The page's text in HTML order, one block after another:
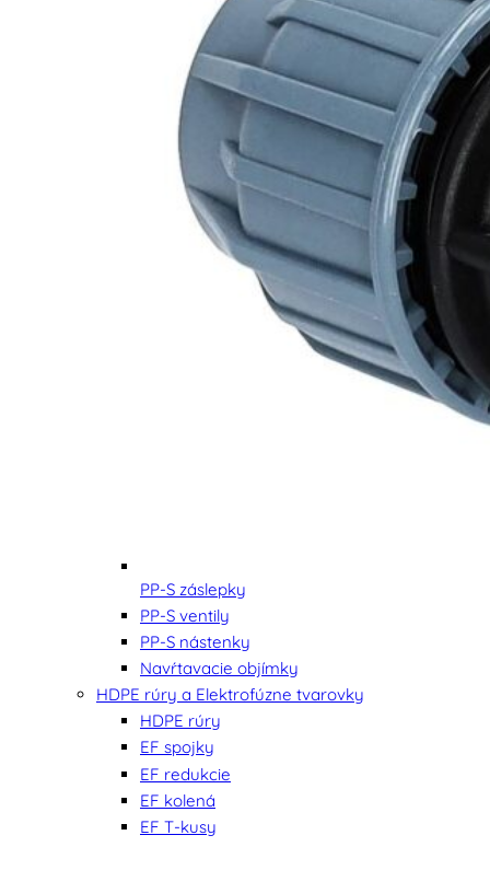
PP-S záslepky
PP-S ventily
PP-S nástenky
Navŕtavacie objímky
HDPE rúry a Elektrofúzne tvarovky
HDPE rúry
EF spojky
EF redukcie
EF kolená
EF T-kusy